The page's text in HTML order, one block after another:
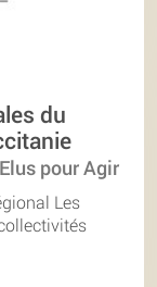
du
pour Agir
Les